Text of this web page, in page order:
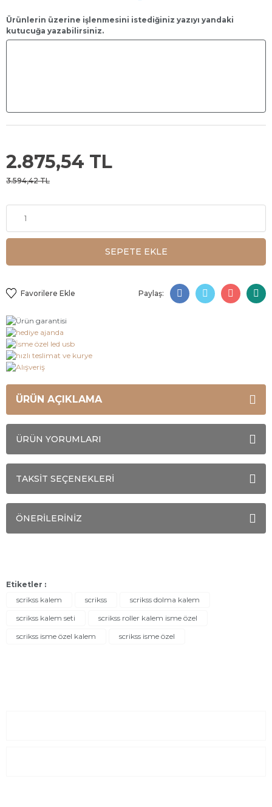
Ürünlerin üzerine işlenmesini istediğiniz yazıyı yandaki
kutucuğa yazabilirsiniz.
2.875,54 TL
3.594,42 TL
SEPETE EKLE
Paylaş:
ÜRÜN AÇIKLAMA
ÜRÜN YORUMLARI
TAKSİT SEÇENEKLERİ
ÖNERİLERİNİZ
Etiketler :
scrikss kalem
scrikss
scrikss dolma kalem
scrikss kalem seti
scrikss roller kalem isme özel
scrikss isme özel kalem
scrikss isme özel